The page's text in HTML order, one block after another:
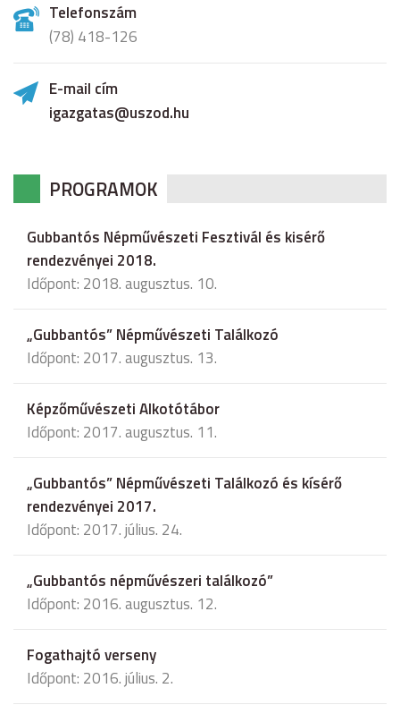
Telefonszám
(78) 418-126
E-mail cím
igazgatas@uszod.hu
PROGRAMOK
Gubbantós Népművészeti Fesztivál és kisérő
rendezvényei 2018.
Időpont: 2018. augusztus. 10.
„Gubbantós” Népművészeti Találkozó
Időpont: 2017. augusztus. 13.
Képzőművészeti Alkotótábor
Időpont: 2017. augusztus. 11.
„Gubbantós” Népművészeti Találkozó és kísérő
rendezvényei 2017.
Időpont: 2017. július. 24.
„Gubbantós népművészeri találkozó”
Időpont: 2016. augusztus. 12.
Fogathajtó verseny
Időpont: 2016. július. 2.